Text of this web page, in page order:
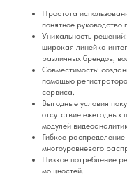
Простота
понятное
Уникальность
широкая линейка
различных брендов,
Совместимость:
помощью
сервиса.
Выгодные условия
отсутствие ежегодных
модулей
Гибкое
многоуровневого
Низкое потребление
мощностей.